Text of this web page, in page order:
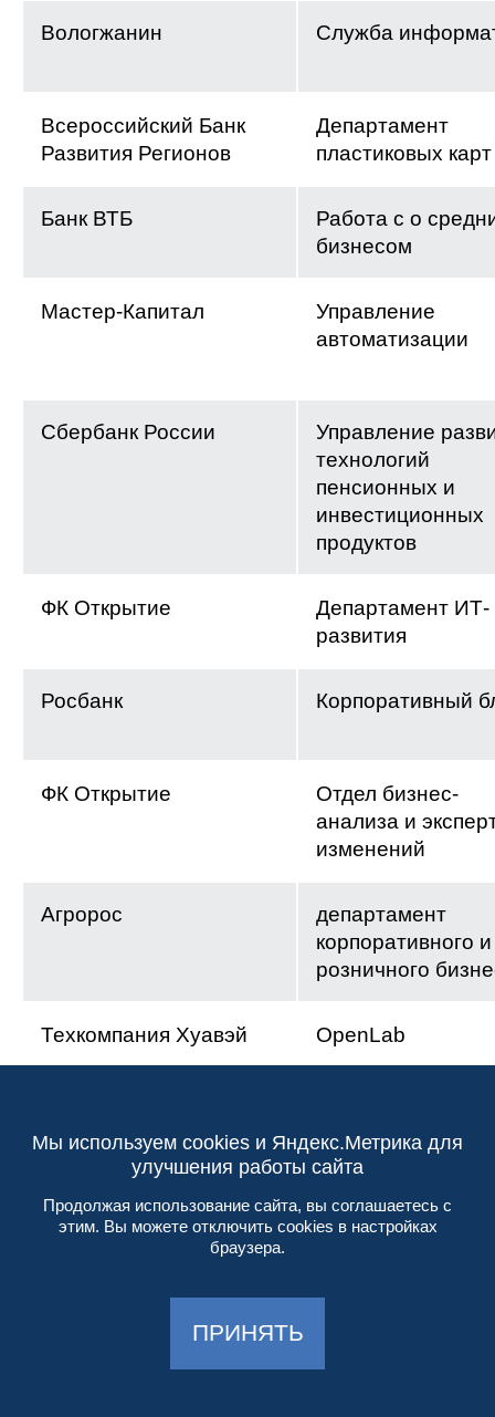
Вологжанин Служба
Всероссийский Банк
Развития Регионов
Департамент
пластиковых карт
Банк ВТБ
Работа с о
бизнесом
Мастер-Капитал
Управление
автоматизации
Сбербанк России
Управление
технологий
пенсионных и
инвестиционных
продуктов
ФК Открытие
Департамент ИТ-
развития
Росбанк Корпоративный
ФК Открытие
Отдел бизнес-
анализа и
изменений
Агророс
департамент
корпоративного и
розничного
Техкомпания Хуавэй OpenLab
развития
каналов
обслуживания
ФК Открытие
Отдел бизнес-
Мы используем cookies и Яндекс.Метрика для
улучшения работы сайта
Продолжая использование сайта, вы соглашаетесь с
этим. Вы можете отключить cookies в настройках
браузера.
ПРИНЯТЬ